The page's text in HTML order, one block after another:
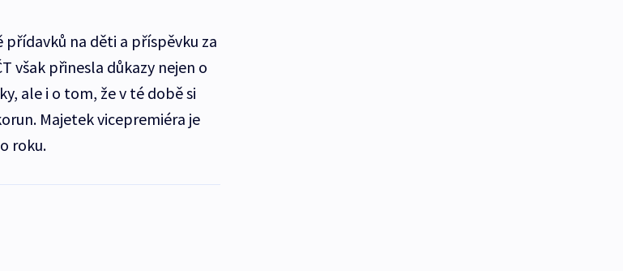
na děti a příspěvku za
však přinesla důkazy nejen o
ale i o tom, že v té době si
Majetek vicepremiéra je
roku.